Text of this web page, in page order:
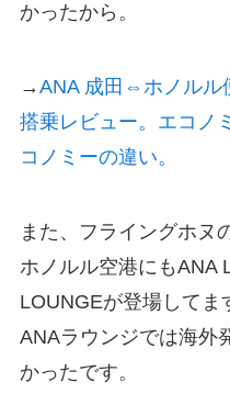
かったから。
→ANA 成田⇔ホノルル
搭乗レビュー。エコノ
コノミーの違い。
また、フライングホヌ
ホノルル空港にもANA
LOUNGEが登場してま
ANAラウンジでは海外
かったです。